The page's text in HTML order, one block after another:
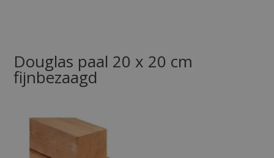
Douglas paal 20 x 20 cm
fijnbezaagd